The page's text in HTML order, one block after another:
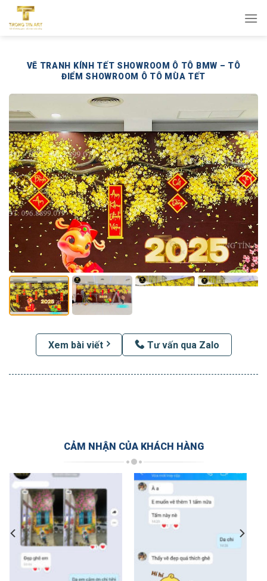
qua
VẼ TRANH KÍNH TẾT SHOWROOM Ô TÔ BMW – TÔ
ĐIỂM SHOWROOM Ô TÔ MÙA TẾT
Xem bài viết Tư vấn qua Zalo
CẢM NHẬN CỦA KHÁCH HÀNG